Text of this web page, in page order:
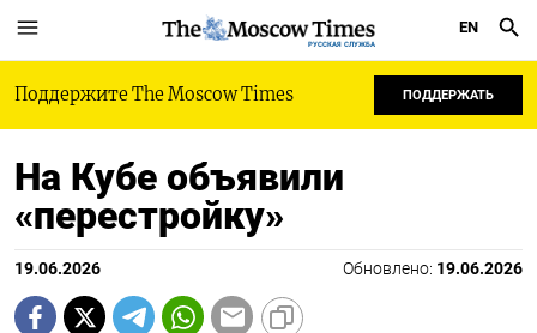
РУССКАЯ СЛУЖБА
EN
Поддержите The Moscow Times ПОДДЕРЖАТЬ
На Кубе объявили
«перестройку»
19.06.2026 Обновлено: 19.06.2026